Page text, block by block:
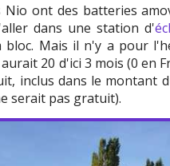
ont des batteries
dans une station d'
Mais il n'y a pour
20 d'ici 3 mois (0 en
inclus dans le montant
serait pas gratuit).